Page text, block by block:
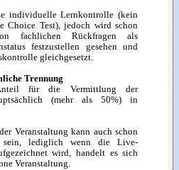
individuelle Lernkontrolle (kein
Choice Test), jedoch wird schon
fachlichen Rückfragen als
festzustellen gesehen und
gleichgesetzt.
Trennung
für die Vermittlung der
(mehr als 50%) in
Veranstaltung kann auch schon
sein, lediglich wenn die Live-
wird, handelt es sich
Veranstaltung.